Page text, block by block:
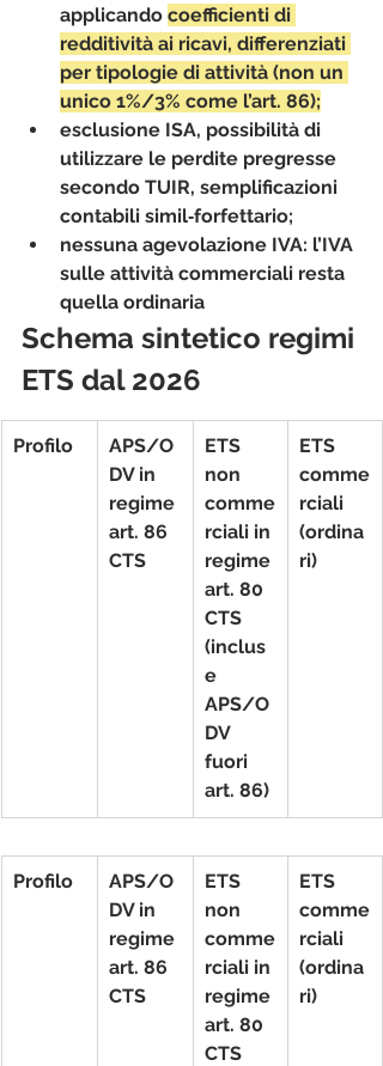
applicando coefficienti di
redditività ai ricavi, differenziati
per tipologie di attività (non un
unico 1%/3% come l’art. 86);
esclusione ISA, possibilità di
utilizzare le perdite pregresse
secondo TUIR, semplificazioni
contabili simil‑forfettario;
nessuna agevolazione IVA: l’IVA
sulle attività commerciali resta
quella ordinaria
Schema sintetico regimi
ETS dal 2026
Profilo
APS/O
DV in
regime
art. 86
CTS
ETS
non
comme
rciali in
regime
art. 80
CTS
(inclus
e
APS/O
DV
fuori
art. 86)
ETS
comme
rciali
(ordina
ri)
Profilo
APS/O
DV in
regime
art. 86
CTS
ETS
non
comme
rciali in
regime
art. 80
CTS
ETS
comme
rciali
(ordina
ri)